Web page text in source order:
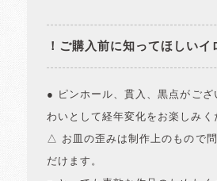
！ご購入前に知ってほしいイ
● ピンホール、貫入、黒点がござ
わいとして経年変化をお楽しみく
△ お皿の歪みは制作上のもので
だけます。